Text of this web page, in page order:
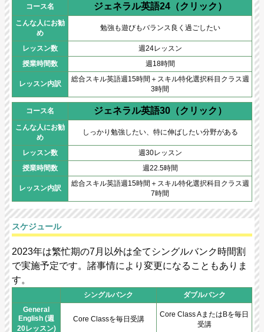
コース名 ジェネラル英語24（クリック）
こんな人にお勧
め
勉強も遊びもバランス良く過ごしたい
レッスン数
週24レッスン
授業時間数
週18時間
レッスン内訳
総合スキル英語週15時間＋スキル特化選択科目クラス週
3時間
コース名 ジェネラル英語30（クリック）
こんな人にお勧
め
しっかり勉強したい、特に伸ばしたい分野がある
レッスン数
週30レッスン
授業時間数
週22.5時間
レッスン内訳
総合スキル英語週15時間＋スキル特化選択科目クラス週
7時間
スケジュール
2023年は繁忙期の7月以外は全てシングルバンク時間割
で実施予定です。諸事情により変更になることもありま
す。
シングルバンク
ダブルバンク
General
English (週
20レッスン)
Core Classを毎日受講
Core Class AまたはBを毎日
受講